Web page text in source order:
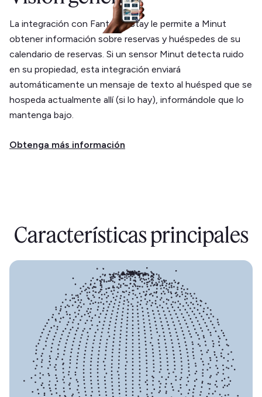
La integración con FantasticStay le permite a Minut
obtener información sobre reservas y huéspedes de su
calendario de reservas. Si un sensor Minut detecta ruido
en su propiedad, esta integración enviará
automáticamente un mensaje de texto al huésped que se
hospeda actualmente allí (si lo hay), informándole que lo
mantenga bajo.
Obtenga más información
Características principales